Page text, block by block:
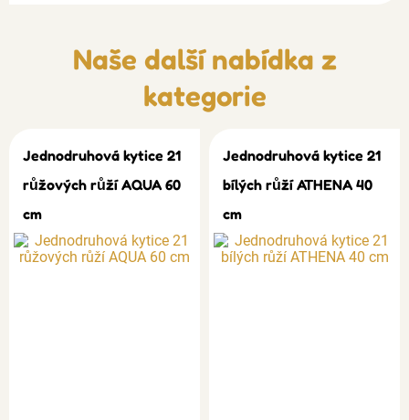
Naše další nabídka z
kategorie
Jednodruhová kytice 21
růžových růží AQUA 60
cm
Jednodruhová kytice 21
bílých růží ATHENA 40
cm